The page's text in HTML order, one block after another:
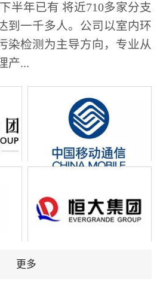
半年已有 将近710多家分支
到一千多人。公司以室内环
染检测为主导方向，专业从
产...
更多